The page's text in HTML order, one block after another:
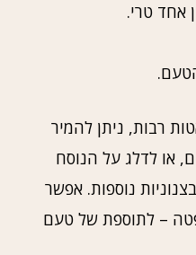
אחד טרי.
רבות, ניתן להמיר
או לדלג על הנוסח
נוספות. אפשר
פטה – לתוספת של טעם